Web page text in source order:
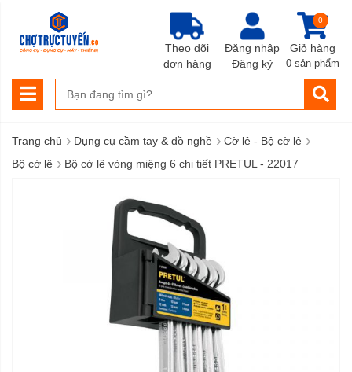
Đăng nhập
Đăng ký
Giỏ hàng
0
0 sản phẩm
Theo dõi
đơn hàng
Trang chủ › Dụng cụ cầm tay & đồ nghề › Cờ lê - Bộ cờ lê ›
Bộ cờ lê › Bộ cờ lê vòng miệng 6 chi tiết PRETUL - 22017